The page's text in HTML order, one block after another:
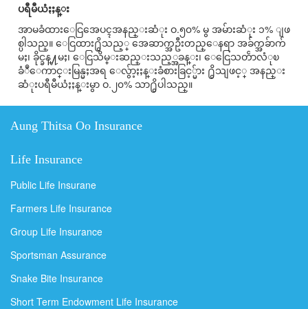
ပရီမီယံႏႈန္း
အာမခံထားေငြအေပၚအနည္းဆံုး ဝ.၅၀% မွ အမ်ားဆံုး ၁% ျဖ
စ္ပါသည္။ ေငြထား႐ွိသည့္ အေဆာက္အဦးတည္ေနရာ အခ်က္အခ်ာက်
မႈ၊ ခိုင္ခန္႔မႈ၊ ေငြသိမ္းဆည္းသည့္အခန္း၊ ေငြေသတၲာလံုၿ
ခံဳေကာင္းမြန္မႈအရ ေလွ်ာ့ႏႈန္းခံစားခြင့္မ်ား ႐ွိသျဖင့္ အနည္း
ဆံုးပရီမီယံႏႈန္းမွာ ဝ.၂၀% သာ႐ွိပါသည္။
Aung Thitsa Oo Insurance
Life Insurance
Public Life Insurane
Farmers Life Insurance
Group Life Insurance
Sportsman Assurance
Snake Bite Insurance
Short Term Endowment Life Insurance